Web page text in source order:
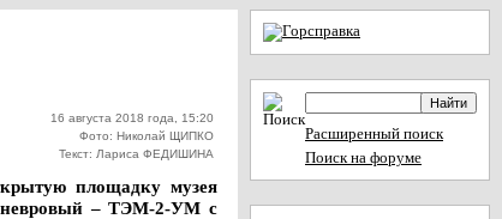
16 августа 2018 года, 15:20
Фото: Николай ЩИПКО
Текст: Лариса ФЕДИШИНА
площадку музея
– ТЭМ-2-УМ с
Расширенный поиск
Поиск на форуме